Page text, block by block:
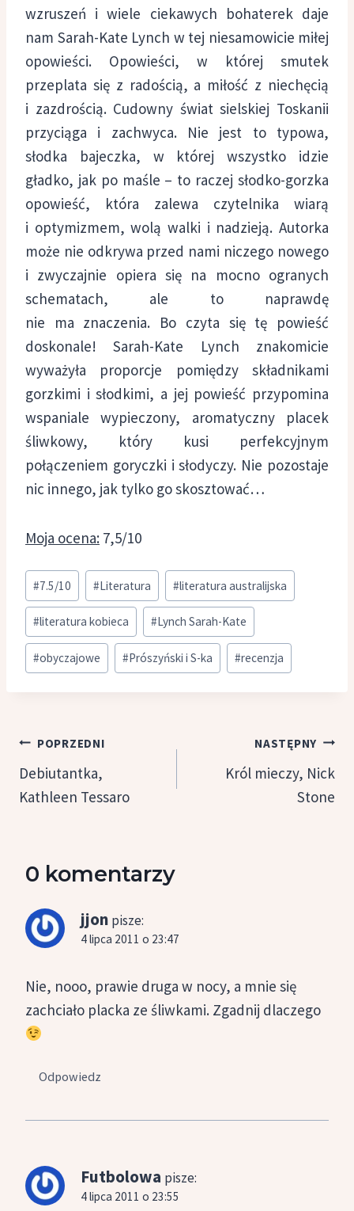
wzruszeń i wiele ciekawych bohaterek daje
nam Sarah-Kate Lynch w tej niesamowicie miłej
opowieści. Opowieści, w której smutek
przeplata się z radością, a miłość z niechęcią
i zazdrością. Cudowny świat sielskiej Toskanii
przyciąga i zachwyca. Nie jest to typowa,
słodka bajeczka, w której wszystko idzie
gładko, jak po maśle – to raczej słodko-gorzka
opowieść, która zalewa czytelnika wiarą
i optymizmem, wolą walki i nadzieją. Autorka
może nie odkrywa przed nami niczego nowego
i zwyczajnie opiera się na mocno ogranych
schematach, ale to naprawdę
nie ma znaczenia. Bo czyta się tę powieść
doskonale! Sarah-Kate Lynch znakomicie
wyważyła proporcje pomiędzy składnikami
gorzkimi i słodkimi, a jej powieść przypomina
wspaniale wypieczony, aromatyczny placek
śliwkowy, który kusi perfekcyjnym
połączeniem goryczki i słodyczy. Nie pozostaje
nic innego, jak tylko go skosztować…
Moja ocena: 7,5/10
Tagi
wpisu:
#7.5/10 #Literatura #literatura australijska
#literatura kobieca #Lynch Sarah-Kate
#obyczajowe #Prószyński i S-ka #recenzja
Nawigacja
wpisu
POPRZEDNI
Debiutantka,
Kathleen Tessaro
NASTĘPNY
Król mieczy, Nick
Stone
0 komentarzy
jjon pisze:
4 lipca 2011 o 23:47
Nie, nooo, prawie druga w nocy, a mnie się
zachciało placka ze śliwkami. Zgadnij dlaczego
Odpowiedz
Futbolowa pisze:
4 lipca 2011 o 23:55